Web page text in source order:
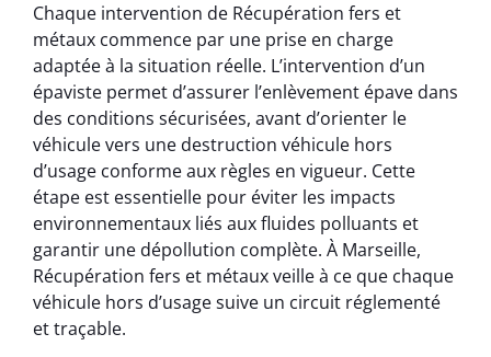
Chaque intervention de Récupération fers et
métaux commence par une prise en charge
adaptée à la situation réelle. L’intervention d’un
épaviste permet d’assurer l’enlèvement épave dans
des conditions sécurisées, avant d’orienter le
véhicule vers une destruction véhicule hors
d’usage conforme aux règles en vigueur. Cette
étape est essentielle pour éviter les impacts
environnementaux liés aux fluides polluants et
garantir une dépollution complète. À Marseille,
Récupération fers et métaux veille à ce que chaque
véhicule hors d’usage suive un circuit réglementé
et traçable.